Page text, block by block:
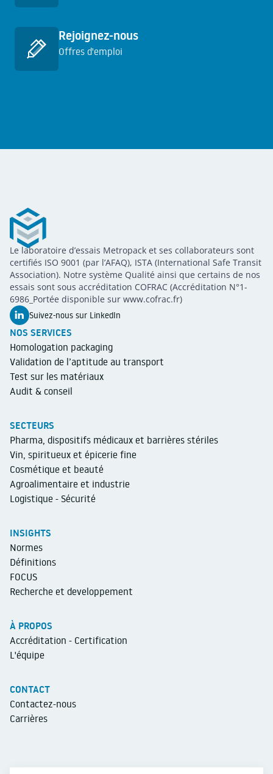
Rejoignez-nous
Offres d'emploi
METROPACK Packaging validation
Metropack
Le laboratoire d’essais Metropack et ses collaborateurs sont
certifiés ISO 9001 (par l’AFAQ), ISTA (International Safe Transit
Association). Notre système Qualité ainsi que certains de nos
essais sont sous accréditation COFRAC (Accréditation N°1-
6986_Portée disponible sur www.cofrac.fr)
Suivez-nous sur LinkedIn
NOS SERVICES
Homologation packaging
Validation de l’aptitude au transport
Test sur les matériaux
Audit & conseil
SECTEURS
Pharma, dispositifs médicaux et barrières stériles
Vin, spiritueux et épicerie fine
Cosmétique et beauté
Agroalimentaire et industrie
Logistique - Sécurité
INSIGHTS
Normes
Définitions
FOCUS
Recherche et developpement
À PROPOS
Accréditation - Certification
L'équipe
CONTACT
Contactez-nous
Carrières